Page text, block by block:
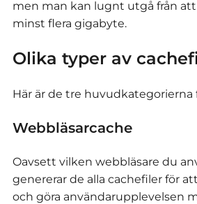
men man kan lugnt utgå från
minst flera gigabyte.
Olika typer av
Här är de tre huvudkategorierna
Webbläsarcache
Oavsett vilken webbläsare du
genererar de alla cachefiler för
och göra användarupplevelsen